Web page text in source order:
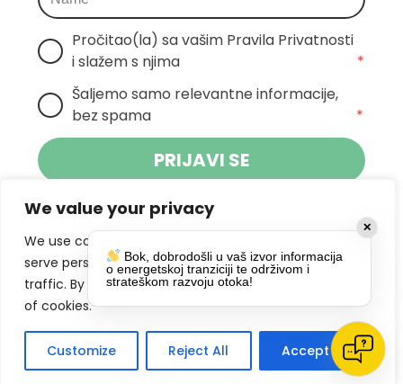
We value your privacy
We use cookies to enhance your browsing experience,
serve personalized ads or content, and analyze our
traffic. By clicking "Accept All", you consent to our use
of cookies.
Customize Reject All Accept All
Pročitao(la) sa vašim Pravila Privatnosti
i slažem s njima
*
Šaljemo samo relevantne informacije,
bez spama
*
PRIJAVI SE
Klikom na gumb dajete suglasnost za
primanje novosti Pokreta Otoka te se
slažete spolitikom privatnosti.
DRUŠTVENE MREŽE
✕
Bok, dobrodošli u vaš izvor informacija
o energetskoj tranziciji te održivom i
strateškom razvoju otoka!